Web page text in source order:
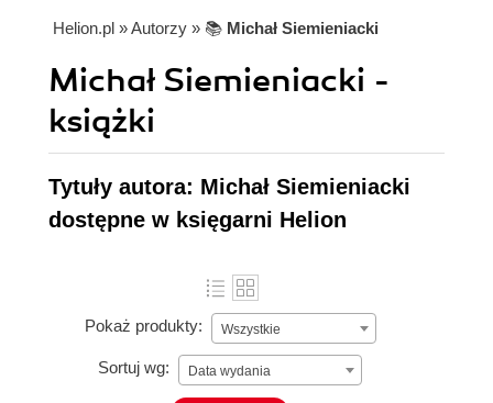
Helion.pl » Autorzy » 📚 Michał Siemieniacki
Michał Siemieniacki -
książki
Tytuły autora: Michał Siemieniacki
dostępne w księgarni Helion
Pokaż produkty: Wszystkie
Sortuj wg: Data wydania